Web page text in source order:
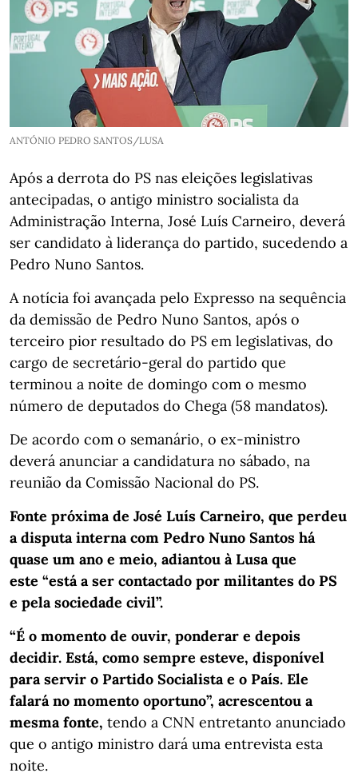
ANTÓNIO PEDRO SANTOS/LUSA
Após a derrota do PS nas eleições legislativas
antecipadas, o antigo ministro socialista da
Administração Interna, José Luís Carneiro, deverá
ser candidato à liderança do partido, sucedendo a
Pedro Nuno Santos.
A notícia foi avançada pelo Expresso na sequência
da demissão de Pedro Nuno Santos, após o
terceiro pior resultado do PS em legislativas, do
cargo de secretário-geral do partido que
terminou a noite de domingo com o mesmo
número de deputados do Chega (58 mandatos).
De acordo com o semanário, o ex-ministro
deverá anunciar a candidatura no sábado, na
reunião da Comissão Nacional do PS.
Fonte próxima de José Luís Carneiro, que perdeu
a disputa interna com Pedro Nuno Santos há
quase um ano e meio, adiantou à Lusa que
este “está a ser contactado por militantes do PS
e pela sociedade civil”.
“É o momento de ouvir, ponderar e depois
decidir. Está, como sempre esteve, disponível
para servir o Partido Socialista e o País. Ele
falará no momento oportuno”, acrescentou a
mesma fonte, tendo a CNN entretanto anunciado
que o antigo ministro dará uma entrevista esta
noite.